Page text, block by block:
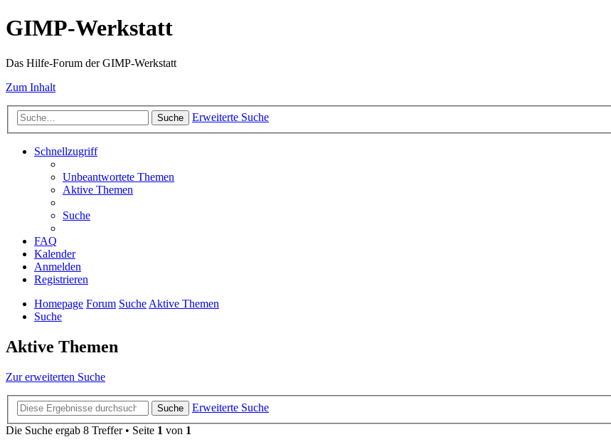
GIMP-Werkstatt
Das Hilfe-Forum der GIMP-Werkstatt
Zum Inhalt
Suche Erweiterte Suche
Schnellzugriff
Unbeantwortete Themen
Aktive Themen
Suche
FAQ
Kalender
Anmelden
Registrieren
Homepage Forum SucheAktive Themen
Suche
Aktive Themen
Zur erweiterten Suche
Suche
Erweiterte Suche
Die Suche ergab 8 Treffer • Seite 1 von 1